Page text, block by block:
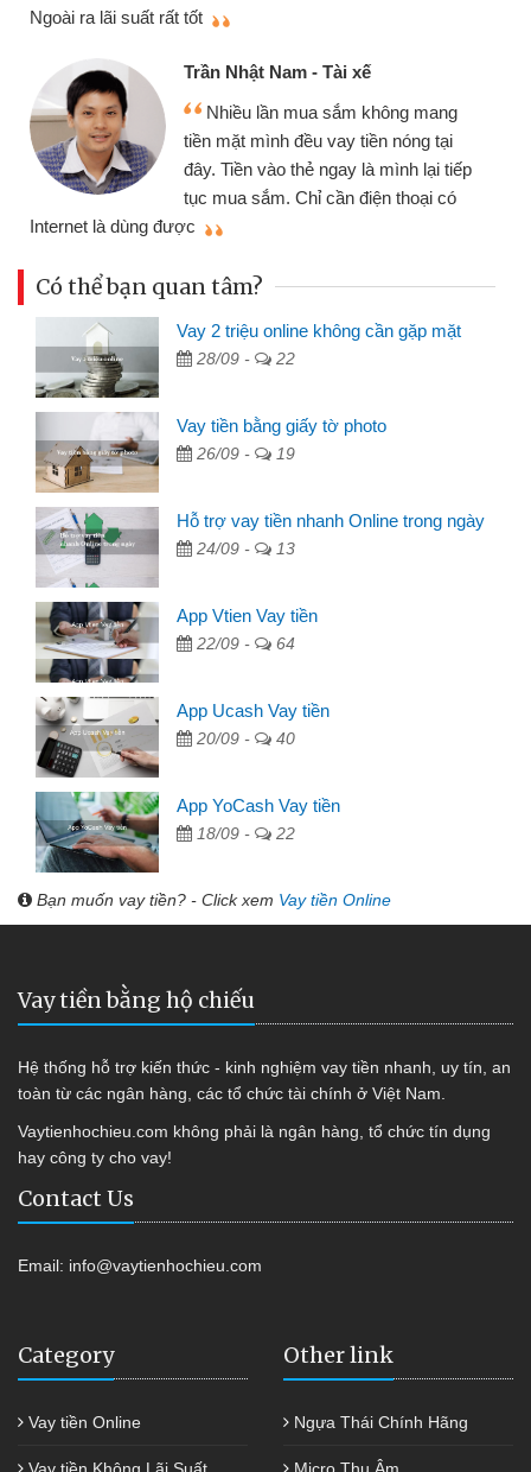
Nam - Tài xế
lần mua sắm không mang
mình đều vay tiền nóng tại
vào thẻ ngay là mình lại tiếp
sắm. Chỉ cần điện thoại có
nhiều lúc
đến website
đã giải
Có thể bạn quan tâm?
Vay 2 triệu online không cần gặp mặt
28/09 - 22
Vay tiền bằng giấy tờ photo
26/09 - 19
Hỗ trợ vay tiền nhanh Online trong ngày
24/09 - 13
App Vtien Vay tiền
22/09 - 64
App Ucash Vay tiền
20/09 - 40
App YoCash Vay tiền
18/09 - 22
Bạn muốn vay tiền? - Click xem Vay tiền Online
Vay tiền bằng hộ chiếu
Hệ thống hỗ trợ kiến thức - kinh nghiệm vay tiền nhanh, uy tín, an
toàn từ các ngân hàng, các tổ chức tài chính ở Việt Nam.
Vaytienhochieu.com không phải là ngân hàng, tổ chức tín dụng
hay công ty cho vay!
Contact Us
Email: info@vaytienhochieu.com
Category
Vay tiền Online
Vay tiền Không Lãi Suất
Other link
Ngựa Thái Chính Hãng
Micro Thu Âm